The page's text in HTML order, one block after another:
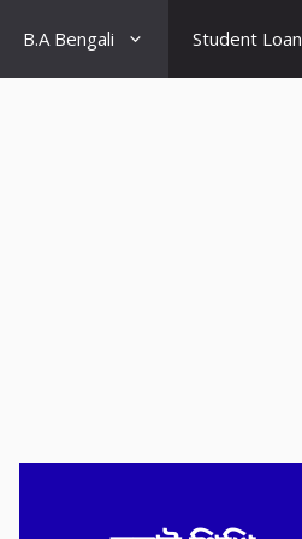
B.A Bengali Student Loan